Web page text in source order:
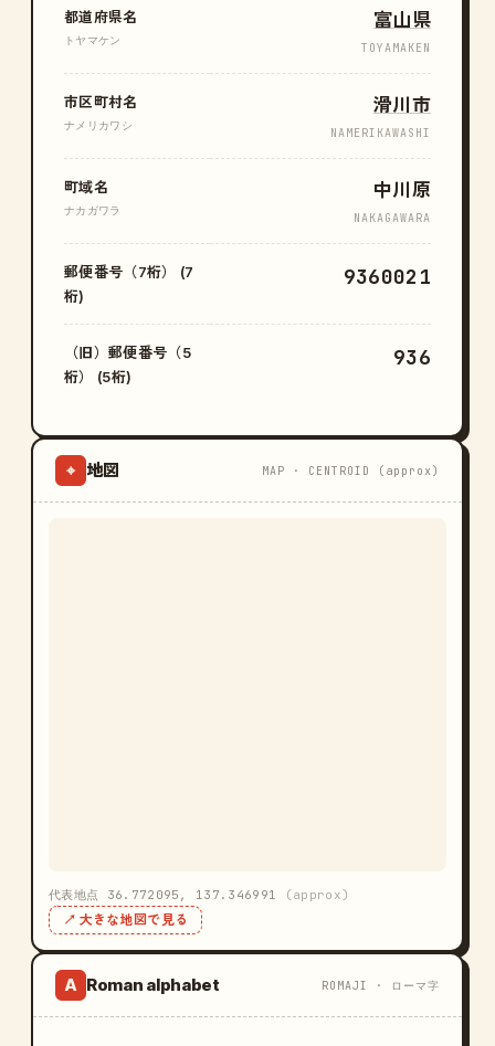
都道府県名
トヤマケン
富山県
TOYAMAKEN
市区町村名
ナメリカワシ
滑川市
NAMERIKAWASHI
町域名
ナカガワラ
中川原
NAKAGAWARA
郵便番号（7桁） (7
桁)
9360021
（旧）郵便番号（5
桁） (5桁)
936
⌖ 地図 MAP · CENTROID (approx)
代表地点 36.772095, 137.346991 (approx)
↗ 大きな地図で見る
A Roman alphabet ROMAJI · ローマ字